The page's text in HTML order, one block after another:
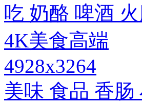
4928x3264
美味 食品 香